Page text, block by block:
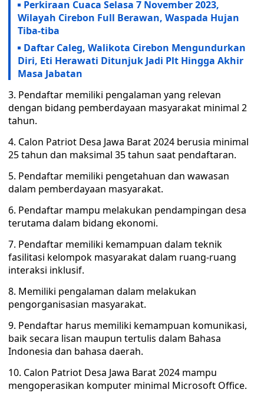
Perkiraan Cuaca Selasa 7 November 2023,
Wilayah Cirebon Full Berawan, Waspada Hujan
Tiba-tiba
Daftar Caleg, Walikota Cirebon Mengundurkan
Diri, Eti Herawati Ditunjuk Jadi Plt Hingga Akhir
Masa Jabatan
3. Pendaftar memiliki pengalaman yang relevan
dengan bidang pemberdayaan masyarakat minimal 2
tahun.
4. Calon Patriot Desa Jawa Barat 2024 berusia minimal
25 tahun dan maksimal 35 tahun saat pendaftaran.
5. Pendaftar memiliki pengetahuan dan wawasan
dalam pemberdayaan masyarakat.
6. Pendaftar mampu melakukan pendampingan desa
terutama dalam bidang ekonomi.
7. Pendaftar memiliki kemampuan dalam teknik
fasilitasi kelompok masyarakat dalam ruang-ruang
interaksi inklusif.
8. Memiliki pengalaman dalam melakukan
pengorganisasian masyarakat.
9. Pendaftar harus memiliki kemampuan komunikasi,
baik secara lisan maupun tertulis dalam Bahasa
Indonesia dan bahasa daerah.
10. Calon Patriot Desa Jawa Barat 2024 mampu
mengoperasikan komputer minimal Microsoft Office.